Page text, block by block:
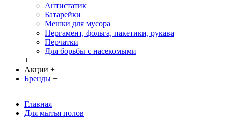
Антистатик
Батарейки
Мешки для мусора
Пергамент, фольга, пакетики, рукава
Перчатки
Для борьбы с насекомыми
+
Акции +
Бренды +
Главная
Для мытья полов